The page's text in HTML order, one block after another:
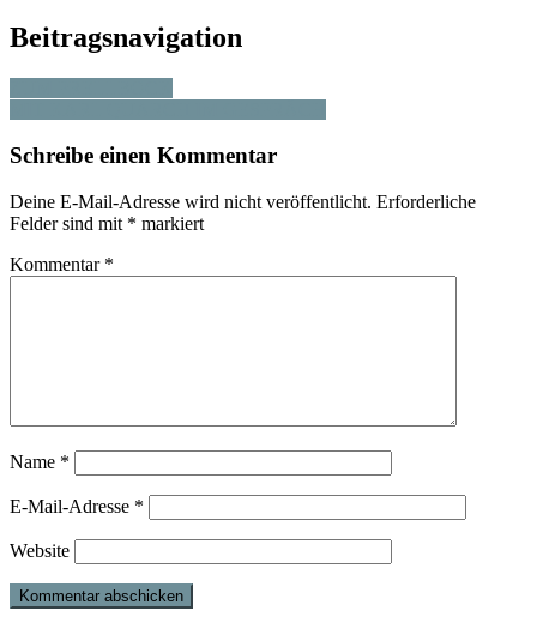
Beitragsnavigation
Schreibe einen Kommentar
Deine E-Mail-Adresse wird nicht veröffentlicht. Erforderliche
Felder sind mit * markiert
Kommentar *
Name *
E-Mail-Adresse *
Website